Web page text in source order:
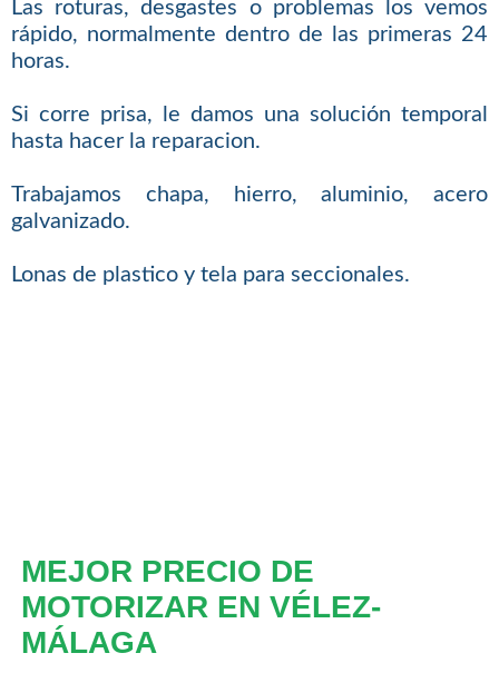
Las roturas, desgastes o problemas los vemos
rápido, normalmente dentro de las primeras 24
horas.
Si corre prisa, le damos una solución temporal
hasta hacer la reparacion.
Trabajamos chapa, hierro, aluminio, acero
galvanizado.
Lonas de plastico y tela para seccionales.
MEJOR PRECIO DE
MOTORIZAR EN VÉLEZ-
MÁLAGA